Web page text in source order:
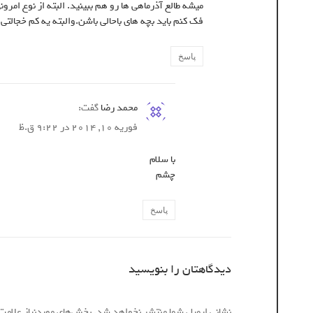
میشه طالع آذرماهی ها رو هم ببینید. البته از نوع
فک کنم باید بچه های باحالی باشن.والبته یه کم خجالتی
پاسخ
محمد رضاگفت:
فوریه 10, 2014 در 9:22 ق.ظ
با سلام
چشم
پاسخ
دیدگاهتان را بنویسید